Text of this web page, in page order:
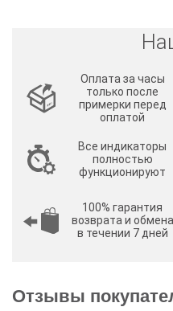
Оплата за часы
только после
примерки перед
оплатой
Все индикаторы
полностью
функционируют
100% гарантия
возврата и обмена
в течении 7 дней
Отзывы